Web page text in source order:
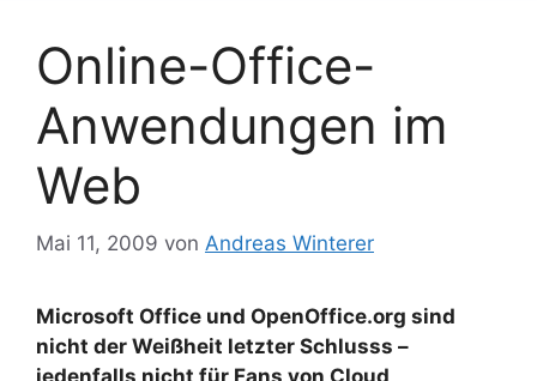
Online-Office-
Anwendungen im
Web
Mai 11, 2009 von Andreas Winterer
Microsoft Office und OpenOffice.org sind
nicht der Weißheit letzter Schlusss –